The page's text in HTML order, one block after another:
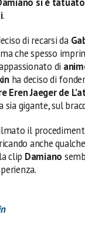
.
di recarsi da
che spesso
di
ha deciso di
Eren Jaeger de
sia gigante, sul
il
anche
clip Damiano